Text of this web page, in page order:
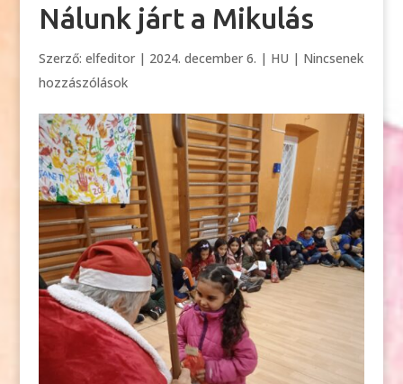
Nálunk járt a Mikulás
Szerző: elfeditor| 2024. december 6. | HU | Nincsenek
hozzászólások